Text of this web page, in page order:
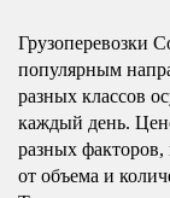
Грузоперевозки
популярным
разных классов
каждый день.
разных факторов,
от объема и